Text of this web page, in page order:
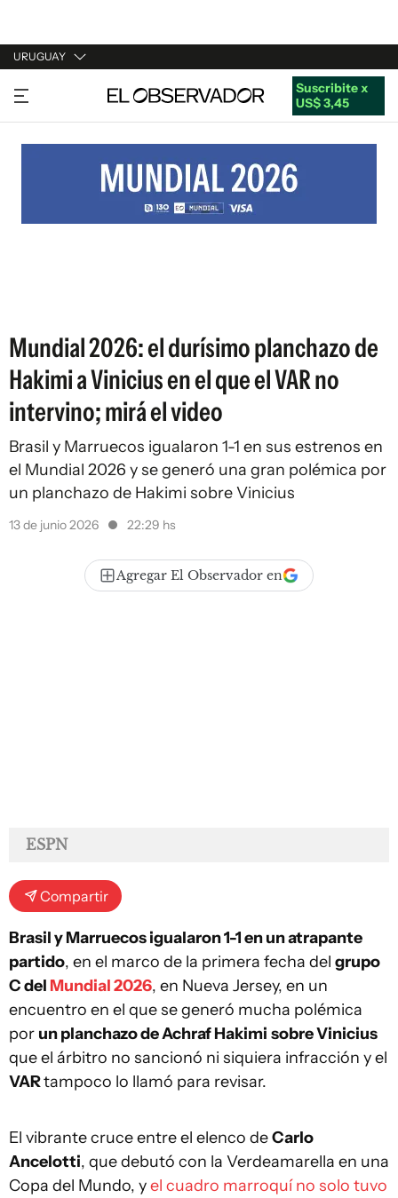
URUGUAY
URUGUAY
ARGENTINA
ESTADOS UNIDOS
Suscribite x
US$ 3,45
Mundial 2026: el durísimo planchazo de
Hakimi a Vinicius en el que el VAR no
intervino; mirá el video
Brasil y Marruecos igualaron 1-1 en sus estrenos en
el Mundial 2026 y se generó una gran polémica por
un planchazo de Hakimi sobre Vinicius
13 de junio 2026 22:29 hs
Agregar El Observador en
ESPN
Compartir
Brasil y Marruecos igualaron 1-1 en un atrapante
partido, en el marco de la primera fecha del grupo
C del Mundial 2026, en Nueva Jersey, en un
encuentro en el que se generó mucha polémica
por un planchazo de Achraf Hakimi sobre Vinicius
que el árbitro no sancionó ni siquiera infracción y el
VARtampoco lo llamó para revisar.
El vibrante cruce entre el elenco deCarlo
Ancelotti, que debutó con la Verdeamarella en una
Copa del Mundo, yel cuadro marroquí no solo tuvo